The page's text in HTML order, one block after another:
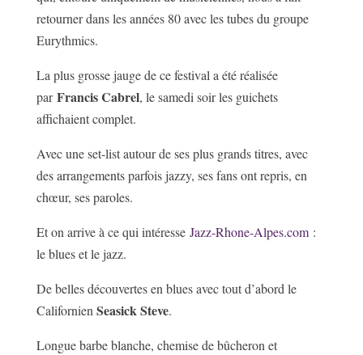
retourner dans les années 80 avec les tubes du groupe
Eurythmics.
La plus grosse jauge de ce festival a été réalisée
parFrancis Cabrel, le samedi soir les guichets
affichaient complet.
Avec une set-list autour de ses plus grands titres, avec
des arrangements parfois jazzy, ses fans ont repris, en
chœur, ses paroles.
Et on arrive à ce qui intéresse Jazz-Rhone-Alpes.com:
le blues et le jazz.
De belles découvertes en blues avec tout d’abord le
CalifornienSeasick Steve.
Longue barbe blanche, chemise de bûcheron et